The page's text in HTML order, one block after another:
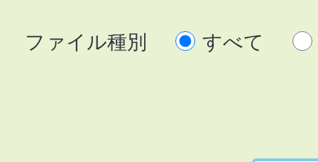
ファイル種別 すべて